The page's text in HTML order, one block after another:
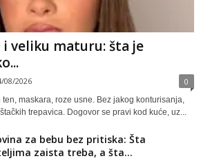
i veliku maturu: šta je
08/2026 0
maskara, roze usne. Bez jakog konturisanja,
trepavica. Dogovor se pravi kod kuće, uz...
za bebu bez pritiska: Šta
zaista treba, a šta...